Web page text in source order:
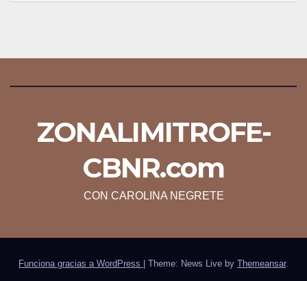
ZONALIMITROFE-
CBNR.com
CON CAROLINA NEGRETE
Funciona gracias a WordPress Theme: News Live by Themeansar.